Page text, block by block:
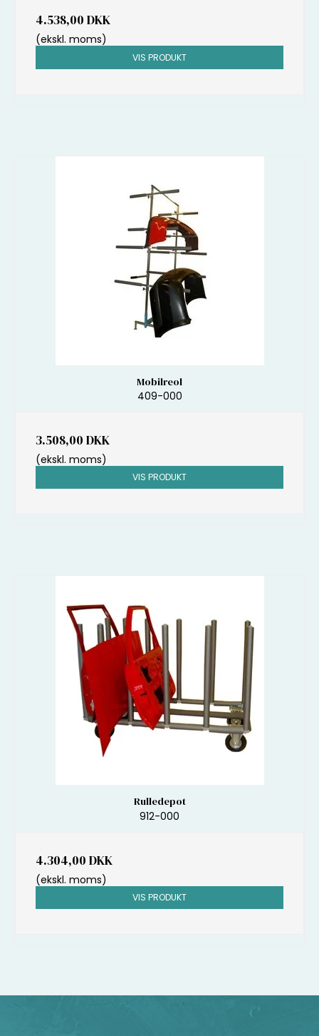
4.538,00 DKK
(ekskl. moms)
VIS PRODUKT
Mobilreol
409-000
3.508,00 DKK
(ekskl. moms)
VIS PRODUKT
Rulledepot
912-000
4.304,00 DKK
(ekskl. moms)
VIS PRODUKT